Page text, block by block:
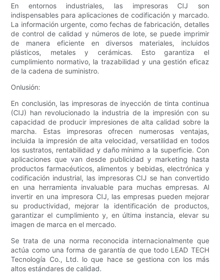
En entornos industriales, las impresoras CIJ son
indispensables para aplicaciones de codificación y marcado.
La información urgente, como fechas de fabricación, detalles
de control de calidad y números de lote, se puede imprimir
de manera eficiente en diversos materiales, incluidos
plásticos, metales y cerámicas. Esto garantiza el
cumplimiento normativo, la trazabilidad y una gestión eficaz
de la cadena de suministro.
Onlusión:
En conclusión, las impresoras de inyección de tinta continua
(CIJ) han revolucionado la industria de la impresión con su
capacidad de producir impresiones de alta calidad sobre la
marcha. Estas impresoras ofrecen numerosas ventajas,
incluida la impresión de alta velocidad, versatilidad en todos
los sustratos, rentabilidad y daño mínimo a la superficie. Con
aplicaciones que van desde publicidad y marketing hasta
productos farmacéuticos, alimentos y bebidas, electrónica y
codificación industrial, las impresoras CIJ se han convertido
en una herramienta invaluable para muchas empresas. Al
invertir en una impresora CIJ, las empresas pueden mejorar
su productividad, mejorar la identificación de productos,
garantizar el cumplimiento y, en última instancia, elevar su
imagen de marca en el mercado.
Se trata de una norma reconocida internacionalmente que
actúa como una forma de garantía de que todo LEAD TECH
Tecnología Co., Ltd. lo que hace se gestiona con los más
altos estándares de calidad.